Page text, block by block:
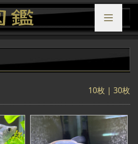
10枚 | 30枚